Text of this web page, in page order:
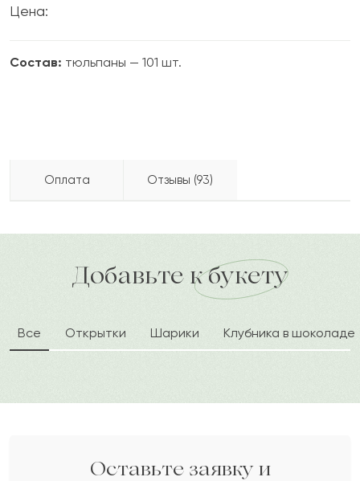
Цена:
Состав: тюльпаны — 101 шт.
Оплата Отзывы (93)
доставка по городу в течение часа
А 2022-10-06
Агния
2022-09-26
Е 2022-09-16
Елдар
А 2022-09-08
Асемхан
2022-09-08
Орал
Добавьте к букету
Все Открытки Шарики Клубника в шоколаде
Оставьте заявку и